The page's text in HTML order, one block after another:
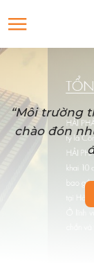
“Môi trường
chào đón